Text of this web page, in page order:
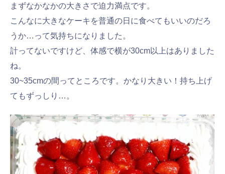
まずなかなかの大きさで迫力満点です。
こんなに大きなケーキを普通の日に食べてもいいのだろ
うか…って気持ちになりました。
計ってないですけど、体感で横が30cm以上はありました
ね。
30~35cmの間ってところです。かなり大きい！持ち上げ
てもずっしり…。